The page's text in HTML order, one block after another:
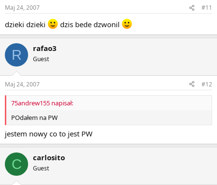
Maj 24, 2007 #11
dzieki dzieki dzis bede dzwonil
R rafao3
Guest
Maj 24, 2007 #12
75andrew155 napisał:
POdałem na PW
jestem nowy co to jest PW
C carlosito
Guest